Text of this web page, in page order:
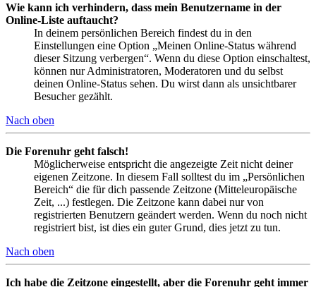
Wie kann ich verhindern, dass mein Benutzername in der
Online-Liste auftaucht?
In deinem persönlichen Bereich findest du in den
Einstellungen eine Option „Meinen Online-Status während
dieser Sitzung verbergen“. Wenn du diese Option einschaltest,
können nur Administratoren, Moderatoren und du selbst
deinen Online-Status sehen. Du wirst dann als unsichtbarer
Besucher gezählt.
Nach oben
Die Forenuhr geht falsch!
Möglicherweise entspricht die angezeigte Zeit nicht deiner
eigenen Zeitzone. In diesem Fall solltest du im „Persönlichen
Bereich“ die für dich passende Zeitzone (Mitteleuropäische
Zeit, ...) festlegen. Die Zeitzone kann dabei nur von
registrierten Benutzern geändert werden. Wenn du noch nicht
registriert bist, ist dies ein guter Grund, dies jetzt zu tun.
Nach oben
Ich habe die Zeitzone eingestellt, aber die Forenuhr geht immer